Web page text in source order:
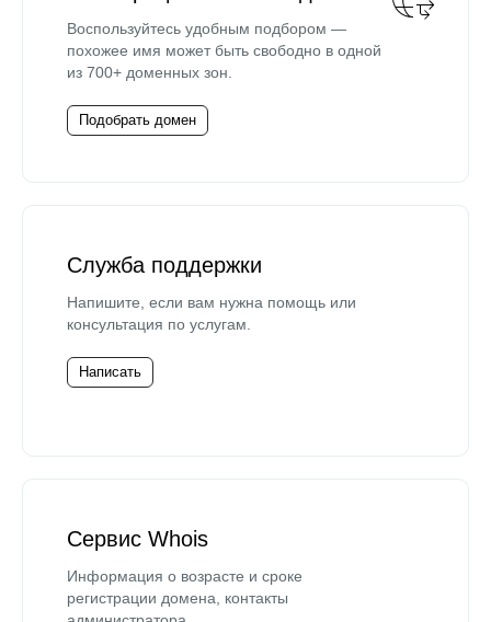
Воспользуйтесь удобным подбором —
похожее имя может быть свободно в одной
из 700+ доменных зон.
Подобрать домен
Служба поддержки
Напишите, если вам нужна помощь или
консультация по услугам.
Написать
Сервис Whois
Информация о возрасте и сроке
регистрации домена, контакты